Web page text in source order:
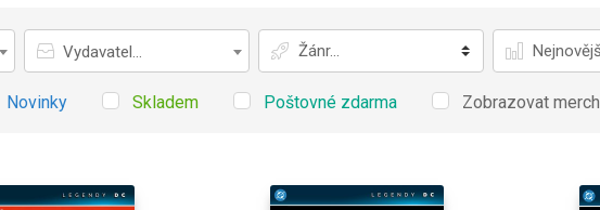
Vydavatel
Vydavatel...
Žánr Řadit
Novinky Skladem Poštovné zdarma Zobrazovat merch